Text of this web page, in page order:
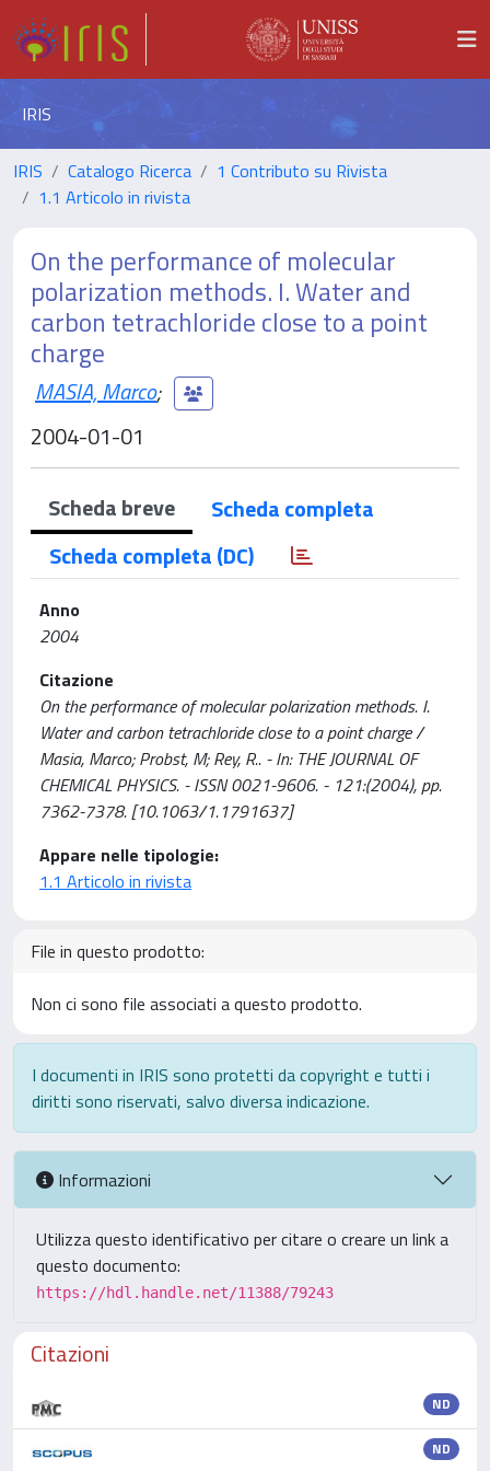
IRIS
IRIS Catalogo Ricerca
1 Contributo su Rivista
1.1 Articolo in rivista
On the performance of molecular
polarization methods. I. Water and
carbon tetrachloride close to a point
charge
MASIA, Marco;
2004-01-01
Scheda breve
Scheda completa
Scheda completa (DC)
Anno
2004
Citazione
On the performance of molecular polarization methods. I.
Water and carbon tetrachloride close to a point charge /
Masia, Marco; Probst, M; Rey, R.. - In: THE JOURNAL OF
CHEMICAL PHYSICS. - ISSN 0021-9606. - 121:(2004), pp.
7362-7378. [10.1063/1.1791637]
Appare nelle tipologie:
1.1 Articolo in rivista
File in questo prodotto:
Non ci sono file associati a questo prodotto.
I documenti in IRIS sono protetti da copyright e tutti i
diritti sono riservati, salvo diversa indicazione.
Informazioni
Utilizza questo identificativo per citare o creare un link a
questo documento:
https://hdl.handle.net/11388/79243
Citazioni
ND
ND